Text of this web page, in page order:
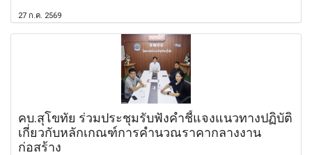
27 ก.ค. 2569
คบ.สุโขทัย ร่วมประชุมรับฟังคำชี้แจงแนวทางปฏิบัติ
เกี่ยวกับหลักเกณฑ์การคำนวณราคากลางงาน
ก่อสร้าง